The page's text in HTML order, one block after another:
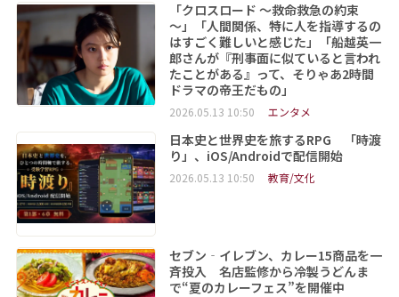
「クロスロード ～救命救急の約束
～」「人間関係、特に人を指導するの
はすごく難しいと感じた」「船越英一
郎さんが『刑事面に似ていると言われ
たことがある』って、そりゃあ2時間
ドラマの帝王だもの」
2026.05.13 10:50 エンタメ
日本史と世界史を旅するRPG 「時渡
り」、iOS/Androidで配信開始
2026.05.13 10:50 教育/文化
セブン‐イレブン、カレー15商品を一
斉投入 名店監修から冷製うどんま
で“夏のカレーフェス”を開催中